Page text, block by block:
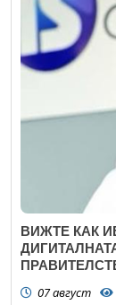
ВИЖТЕ КАК
07 август